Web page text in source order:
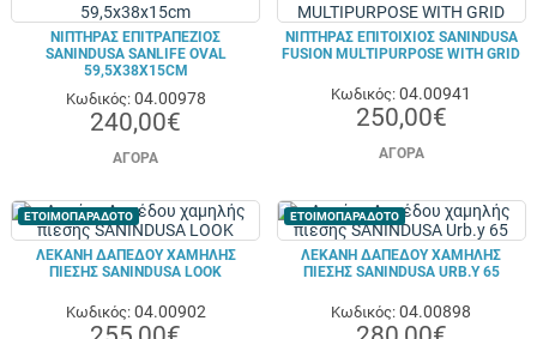
ΝΙΠΤΉΡΑΣ ΕΠΙΤΡΑΠΈΖΙΟΣ
SANINDUSA SANLIFE OVAL
59,5X38X15CM
Κωδικός: 04.00978
240,00€
ΑΓΟΡΆ
ΝΙΠΤΉΡΑΣ ΕΠΙΤΟΊΧΙΟΣ SANINDUSA
FUSION MULTIPURPOSE WITH GRID
Κωδικός:04.00941
250,00€
ΑΓΟΡΆ
ΕΤΟΙΜΟΠΑΡΑΔΟΤΟ
ΛΕΚΆΝΗ ΔΑΠΈΔΟΥ ΧΑΜΗΛΉΣ
ΠΊΕΣΗΣ SANINDUSA LOOK
Κωδικός: 04.00902
ΕΤΟΙΜΟΠΑΡΑΔΟΤΟ
ΛΕΚΆΝΗ ΔΑΠΈΔΟΥ ΧΑΜΗΛΉΣ
ΠΊΕΣΗΣ SANINDUSA URB.Y 65
Κωδικός:04.00898